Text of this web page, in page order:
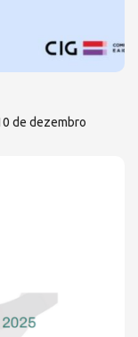
de dezembro